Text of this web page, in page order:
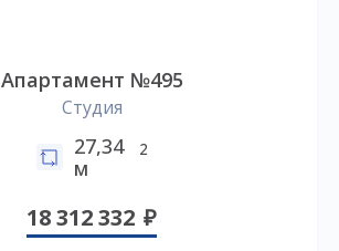
Апартамент №495
Студия
27,34
м
2
18 312 332